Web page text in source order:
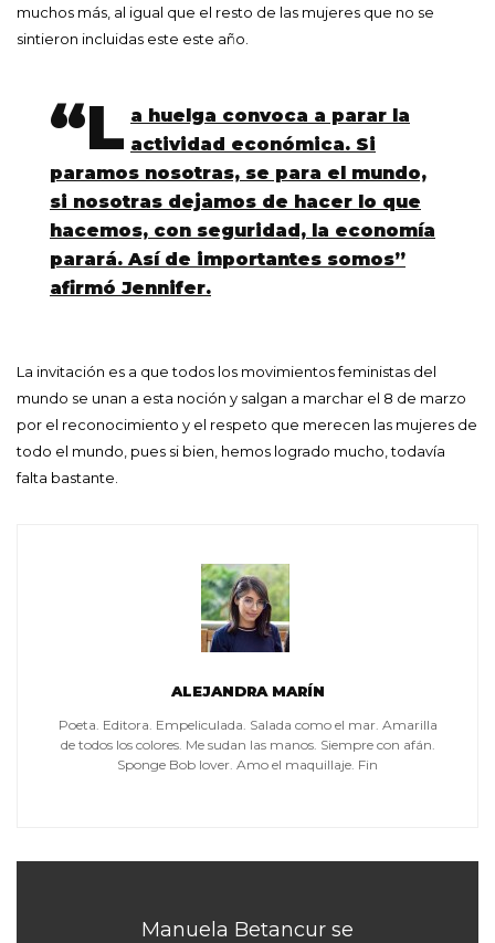
muchos más, al igual que el resto de las mujeres que no se
sintieron incluidas este este año.
“L a huelga convoca a parar la
actividad económica. Si
paramos nosotras, se para el mundo,
si nosotras dejamos de hacer lo que
hacemos, con seguridad, la economía
parará. Así de importantes somos”
afirmó Jennifer.
La invitación es a que todos los movimientos feministas del
mundo se unan a esta noción y salgan a marchar el 8 de marzo
por el reconocimiento y el respeto que merecen las mujeres de
todo el mundo, pues si bien, hemos logrado mucho, todavía
falta bastante.
ALEJANDRA MARÍN
Poeta. Editora. Empeliculada. Salada como el mar. Amarilla
de todos los colores. Me sudan las manos. Siempre con afán.
Sponge Bob lover. Amo el maquillaje. Fin
Manuela Betancur se